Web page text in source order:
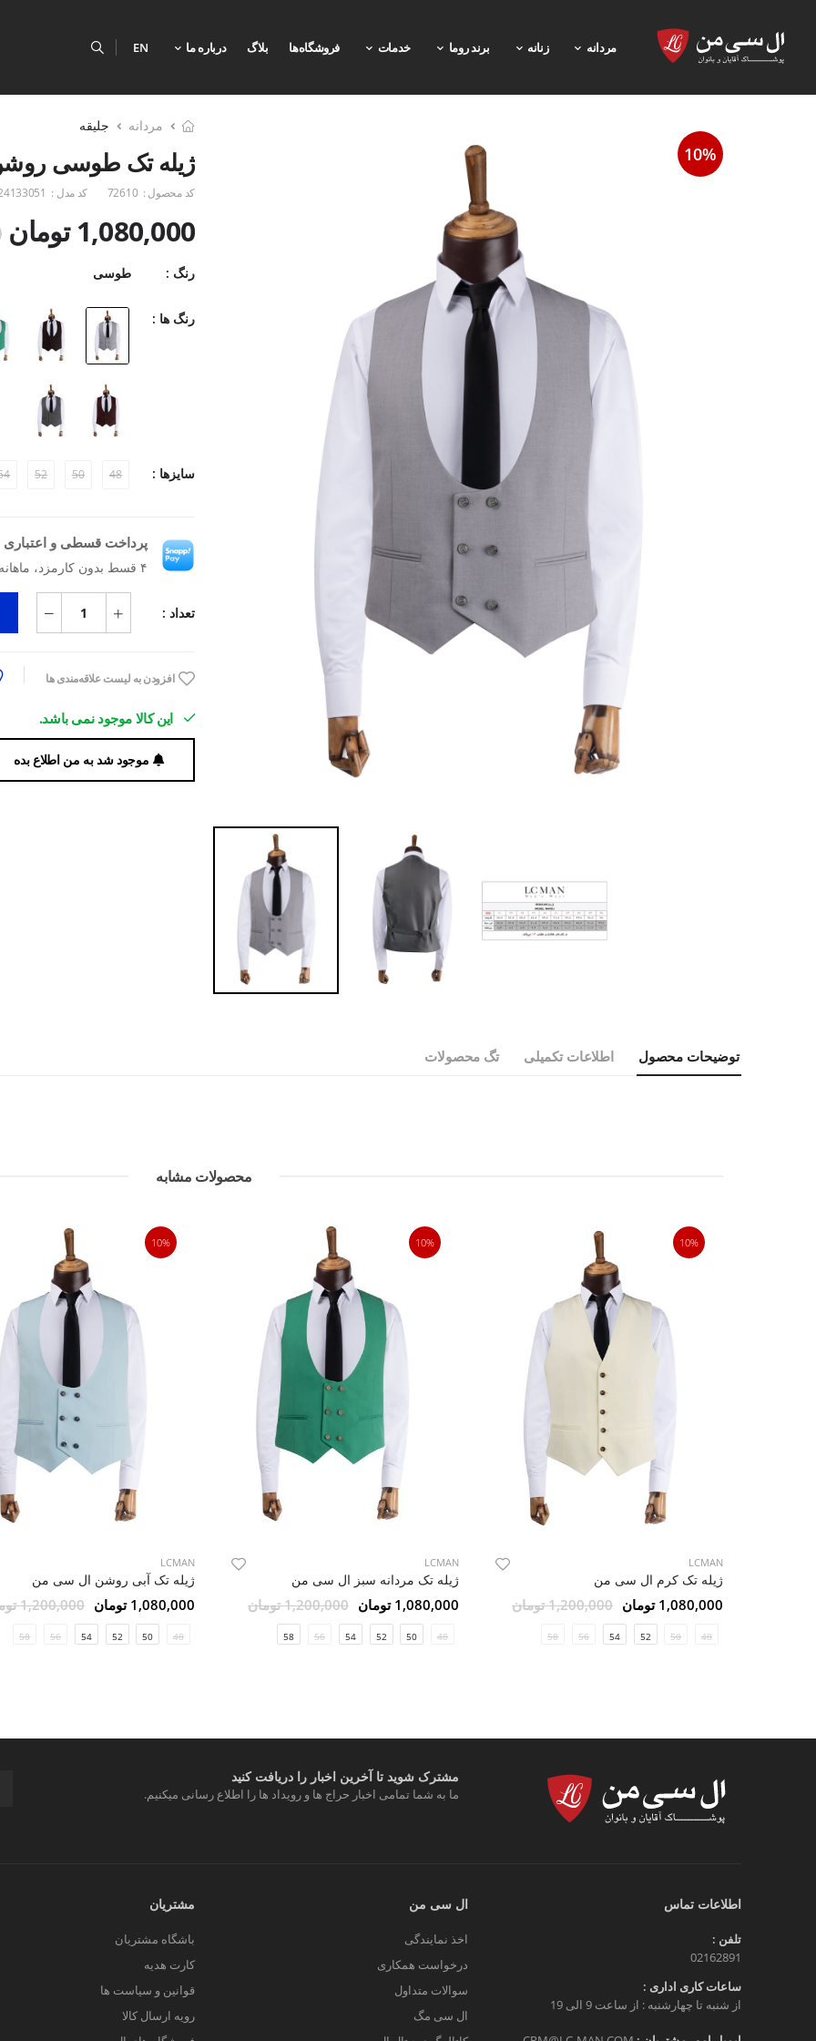
مردانه زنانه برند روما خدمات فروشگاه‌ها بلاگ درباره ما EN
10%
مردانه جلیقه
ژیله تک طوسی روشن
کد محصول : 72610 کد مدل :
1,080,000 تومان
رنگ : طوسی
رنگ ها :
سایزها : 48
50
52
پرداخت قسطی و اعتباری
۴ قسط بدون کارمزد، ماهانه ۲۷۰٬۰۰۰ تومان
تعداد :
افزودن به لیست علاقه‌مندی ها
این کالا موجود نمی باشد.
موجود شد به من اطلاع بده
توضیحات محصول اطلاعات تکمیلی تگ محصولات
محصولات مشابه
10%
LCMAN
ژیله تک کرم ال سی من
1,080,000 تومان 1,200,000 تومان
48
50
52
54
56
58
10%
LCMAN
ژیله تک مردانه سبز ال سی من
1,080,000 تومان 1,200,000 تومان
48
50
52
54
56
58
10%
LCMAN
ژیله تک آبی روشن ال سی من
1,080,000 تومان 1,200,000 تومان
48
50
52
54
56
58
مشترک شوید تا آخرین اخبار را دریافت کنید
ما به شما تمامی اخبار حراج ها و رویداد ها را اطلاع رسانی میکنیم.
اطلاعات تماس
تلفن :
02162891
ساعات کاری اداری :
از شنبه تا چهارشنبه : از ساعت 9 الی 19
ال سی من
اخذ نمایندگی
درخواست همکاری
سوالات متداول
ال سی مگ
مشتریان
باشگاه مشتریان
کارت هدیه
قوانین و سیاست ها
رویه ارسال کالا